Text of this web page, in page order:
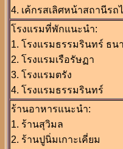
4. เค้กรสเลิศหน้าสถานีรถ
โรงแรมที่พักแนะนำ:
1. โรงแรมธรรมรินทร์ ธนา
2. โรงแรมเรือรัษฏา
3. โรงแรมตรัง
4. โรงแรมธรรมรินทร์
ร้านอาหารแนะนำ:
1. ร้านสุวิมล
2. ร้านปูนิ่มเกาะเคี่ยม